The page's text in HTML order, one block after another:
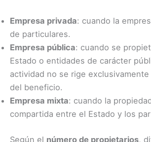
Empresa privada: cuando la
de particulares.
Empresa pública: cuando se
Estado o entidades de carácter
actividad no se rige
del beneficio.
Empresa mixta: cuando la
compartida entre el Estado y los
Según el número de propietarios,